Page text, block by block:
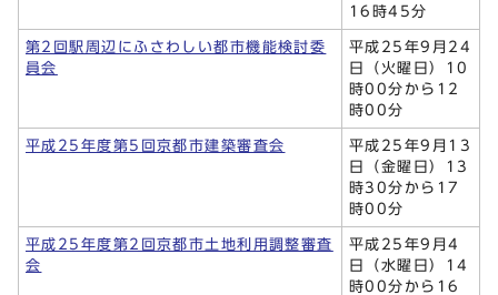
16時45分
第2回駅周辺にふさわしい都市機能検討委
員会
平成25年9月24
日（火曜日）10
時00分から12
時00分
平成25年度第5回京都市建築審査会
平成25年9月13
日（金曜日）13
時30分から17
時00分
平成25年度第2回京都市土地利用調整審査
会
平成25年9月4
日（水曜日）14
時00分から16